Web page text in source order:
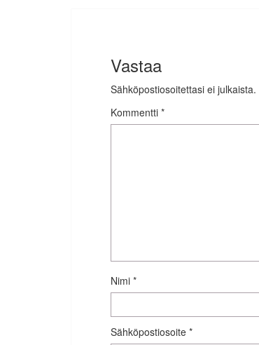
Vastaa
Sähköpostiosoitettasi ei julkaista.
Kommentti *
Nimi *
Sähköpostiosoite *